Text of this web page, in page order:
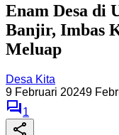
Enam Desa di
Banjir, Imbas
Meluap
Desa Kita
9 Februari 20249
1